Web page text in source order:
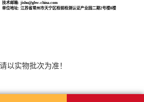
技术邮箱: jishu@gbw-china.com
单位地址: 江苏省常州市天宁区检验检测认证产业园二期2号楼8楼
以实物批次为准！